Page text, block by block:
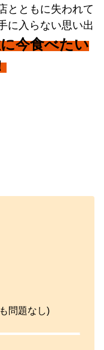
とともに失われて
に入らない思い出
今食べたい
問題なし)